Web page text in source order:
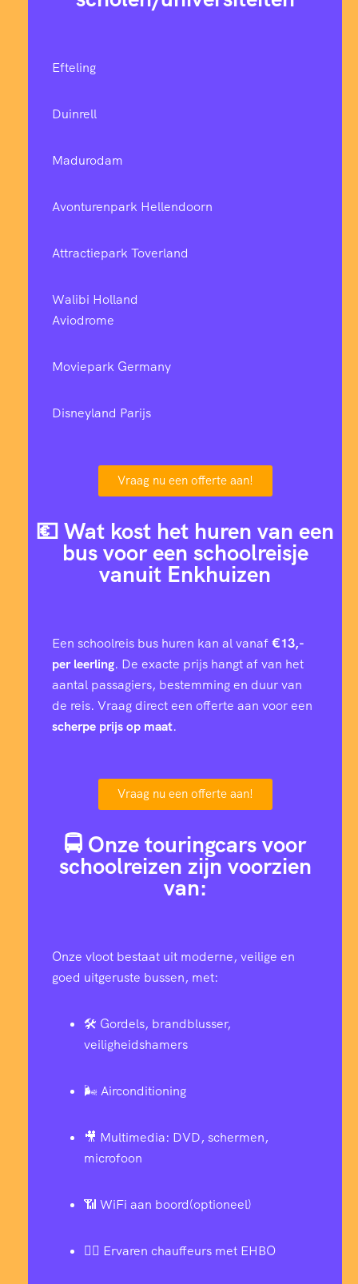
Efteling
Duinrell
Madurodam
Avonturenpark Hellendoorn
Attractiepark Toverland
Walibi Holland
Aviodrome
Moviepark Germany
Disneyland Parijs
Vraag nu een offerte aan!
💶 Wat kost het huren van een
bus voor een schoolreisje
vanuit Enkhuizen
Een schoolreis bus huren kan al vanaf€13,-
per leerling. De exacte prijs hangt af van het
aantal passagiers, bestemming en duur van
de reis. Vraag direct een offerte aan voor een
scherpe prijs op maat.
Vraag nu een offerte aan!
🚍 Onze touringcars voor
schoolreizen zijn voorzien
van:
Onze vloot bestaat uit moderne, veilige en
goed uitgeruste bussen, met:
🛠️ Gordels, brandblusser,
veiligheidshamers
🌬️ Airconditioning
🎥 Multimedia: DVD, schermen,
microfoon
📶 WiFi aan boord(optioneel)
👨‍✈️ Ervaren chauffeurs met EHBO